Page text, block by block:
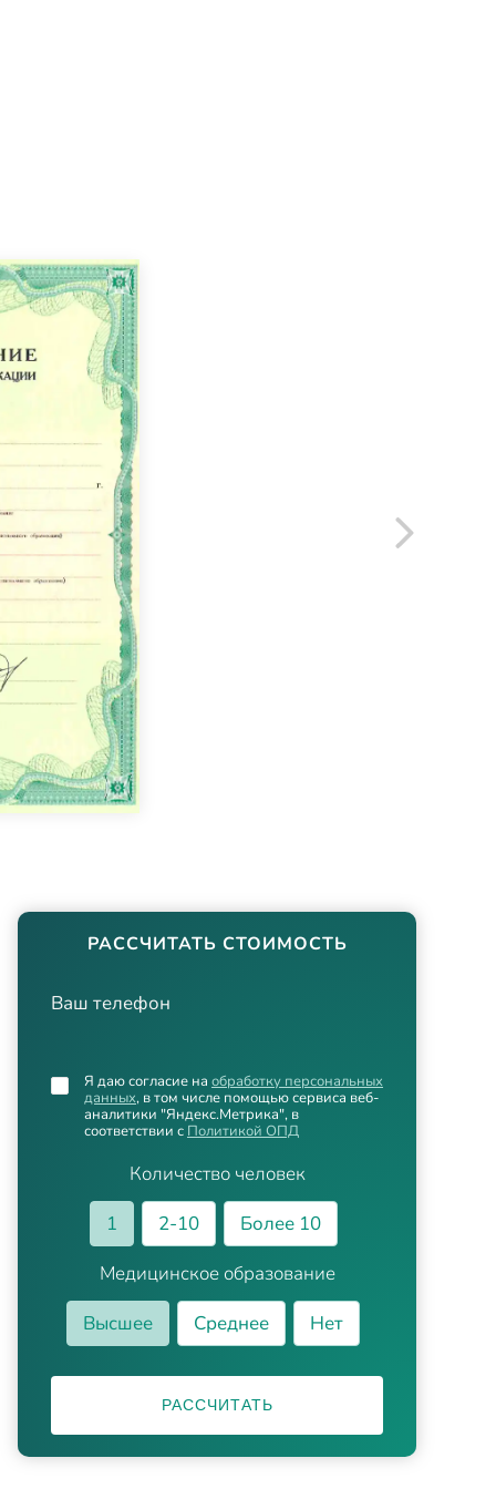
РАССЧИТАТЬ СТОИМОСТЬ
Ваш телефон
Количество человек
1
2-10
Более 10
Медицинское образование
Высшее
Среднее Нет
Я даю согласие на обработку персональных
данных, в том числе помощью сервиса веб-
аналитики "Яндекс.Метрика", в
соответствии с Политикой ОПД
РАССЧИТАТЬ